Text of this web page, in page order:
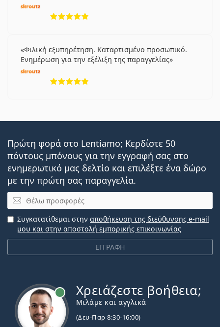
Φιλική εξυπηρέτηση. Καταρτισμένο προσωπικό.
Ενημέρωση για την εξέλιξη της παραγγελίας
Πρώτη φορά στο Lentiamo; Κερδίστε 50
πόντους μπόνους για την εγγραφή σας στο
ενημερωτικό μας δελτίο και επιλέξτε ένα δώρο
με την πρώτη σας παραγγελία.
Email
ΕΓΓΡΑΦΗ
Συγκατατίθεμαι στην αποθήκευση της διεύθυνσης e-mail
μου και στην αποστολή εμπορικής επικοινωνίας
Χρειάζεστε βοήθεια;
Μιλάμε και αγγλικά
(Δευ-Παρ 8:30-16:00)